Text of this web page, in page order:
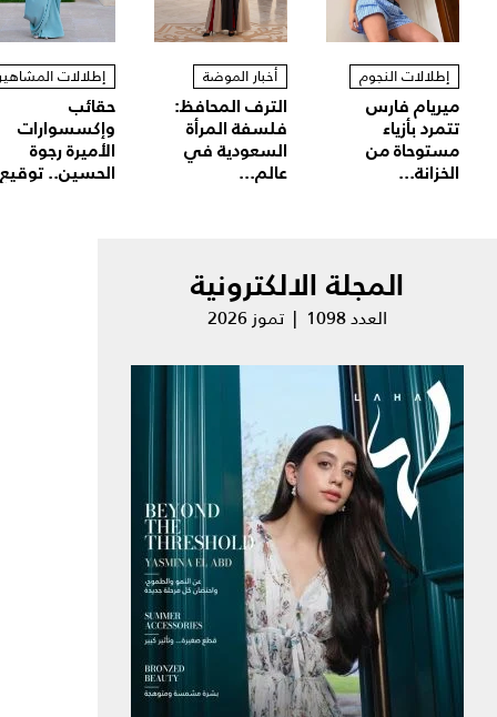
إطلالات النجوم
ميريام فارس
تتمرد بأزياء
مستوحاة من
الخزانة...
أخبار الموضة
الترف المحافظ:
فلسفة المرأة
السعودية في
عالم...
إطلالات
حقائب
وإكسسوارات
الأميرة رجوة
الحسين..
المجلة الالكترونية
العدد 1098 | تموز 2026